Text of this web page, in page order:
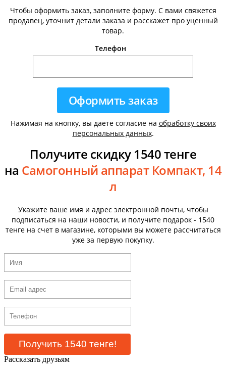
Чтобы оформить заказ, заполните форму. С вами свяжется
продавец, уточнит детали заказа и расскажет про уценный
товар.
Телефон
Нажимая на кнопку, вы даете согласие на обработку своих
персональных данных.
Получите скидку 1540 тенге
на Самогонный аппарат Компакт, 14
л
Укажите ваше имя и адрес электронной почты, чтобы
подписаться на наши новости, и получите подарок - 1540
тенге на счет в магазине, которыми вы можете рассчитаться
уже за первую покупку.
Рассказать друзьям